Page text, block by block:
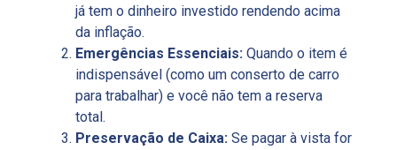
já tem o dinheiro investido rendendo acima
da inflação.
Emergências Essenciais: Quando o item é
indispensável (como um conserto de carro
para trabalhar) e você não tem a reserva
total.
Preservação de Caixa: Se pagar à vista for